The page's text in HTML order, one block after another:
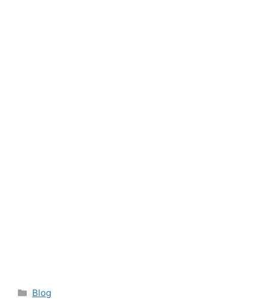
Categories
Blog